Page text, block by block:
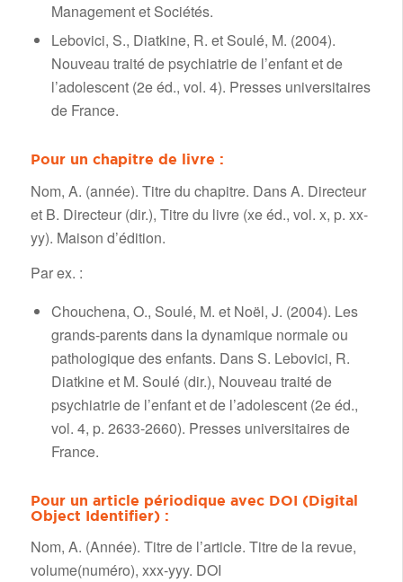
Management et Sociétés.
Lebovici, S., Diatkine, R. et Soulé, M. (2004).
Nouveau traité de psychiatrie de l’enfant et de
l’adolescent (2e éd., vol. 4). Presses universitaires
de France.
Pour un chapitre de livre :
Nom, A. (année). Titre du chapitre. Dans A. Directeur
et B. Directeur (dir.), Titre du livre (xe éd., vol. x, p. xx-
yy). Maison d’édition.
Par ex. :
Chouchena, O., Soulé, M. et Noël, J. (2004). Les
grands-parents dans la dynamique normale ou
pathologique des enfants. Dans S. Lebovici, R.
Diatkine et M. Soulé (dir.), Nouveau traité de
psychiatrie de l’enfant et de l’adolescent (2e éd.,
vol. 4, p. 2633-2660). Presses universitaires de
France.
Pour un article périodique avec DOI (Digital
Object Identifier) :
Nom, A. (Année). Titre de l’article. Titre de la revue,
volume(numéro), xxx-yyy. DOI